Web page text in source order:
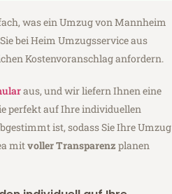
was ein Umzug von Mannheim
bei Heim Umzugsservice aus
Kostenvoranschlag anfordern.
aus, und wir liefern Ihnen eine
perfekt auf Ihre individuellen
ist, sodass Sie Ihre Umzug
mitvoller Transparenz planen